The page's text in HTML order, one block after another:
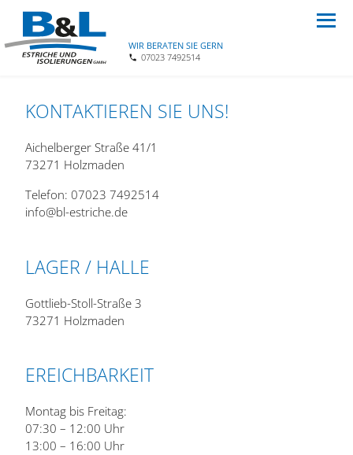
WIR BERATEN SIE GERN
07023 7492514
KONTAKTIEREN SIE UNS!
Aichelberger Straße 41/1
73271 Holzmaden
Telefon: 07023 7492514
info@bl-estriche.de
LAGER / HALLE
Gottlieb-Stoll-Straße 3
73271 Holzmaden
EREICHBARKEIT
Montag bis Freitag:
07:30 – 12:00 Uhr
13:00 – 16:00 Uhr